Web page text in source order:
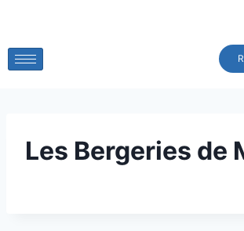
Les Bergeries de